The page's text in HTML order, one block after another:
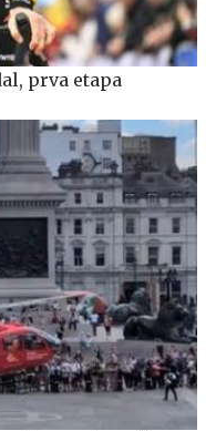
prva etapa